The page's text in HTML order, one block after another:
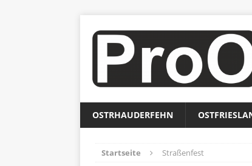
OSTRHAUDERFEHN
Startseite Straßenfest